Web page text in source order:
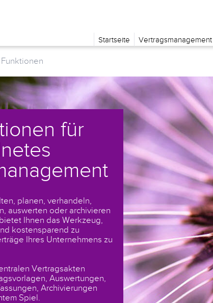
Startseite Vertragsmanagement
Funktionen
für
planen, verhandeln,
auswerten oder archivieren
Ihnen das Werkzeug,
kostensparend zu
Ihres Unternehmens zu
Vertragsakten
Auswertungen,
Archivierungen
Spiel.